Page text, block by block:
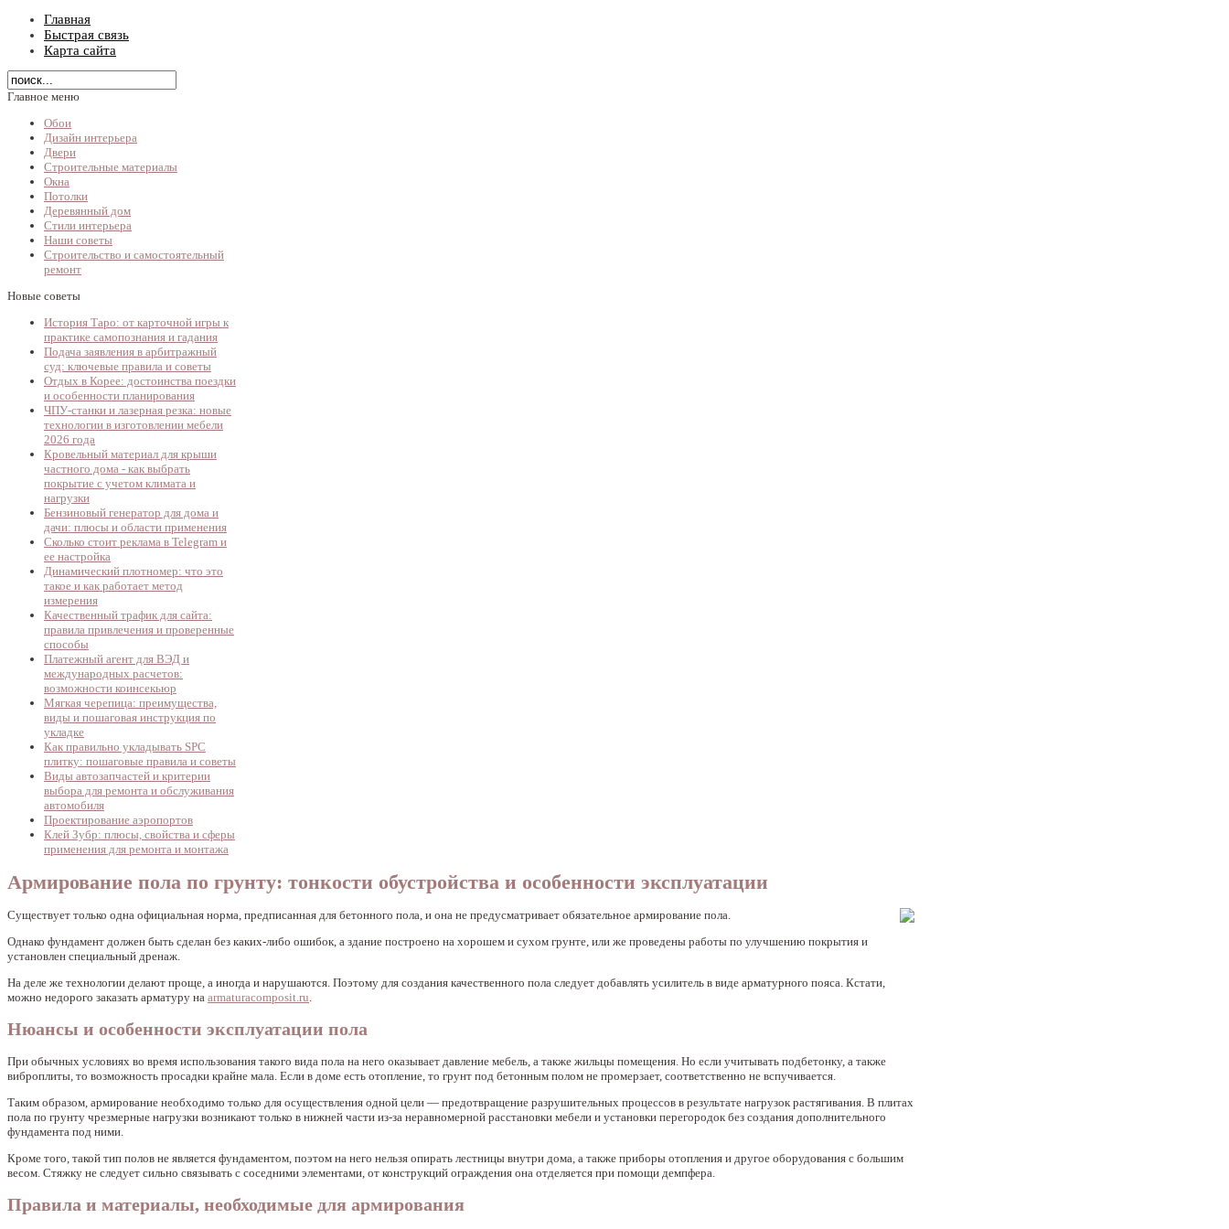
Главная
Быстрая связь
Карта сайта
Главное меню
Обои
Дизайн интерьера
Двери
Строительные материалы
Окна
Потолки
Деревянный дом
Стили интерьера
Наши советы
Строительство и самостоятельный
ремонт
Новые советы
История Таро: от карточной игры к
практике самопознания и гадания
Подача заявления в арбитражный
суд: ключевые правила и советы
Отдых в Корее: достоинства поездки
и особенности планирования
ЧПУ-станки и лазерная резка: новые
технологии в изготовлении мебели
2026 года
Кровельный материал для крыши
частного дома - как выбрать
покрытие с учетом климата и
нагрузки
Бензиновый генератор для дома и
дачи: плюсы и области применения
Сколько стоит реклама в Telegram и
ее настройка
Динамический плотномер: что это
такое и как работает метод
измерения
Качественный трафик для сайта:
правила привлечения и проверенные
способы
Платежный агент для ВЭД и
международных расчетов:
возможности коинсекьюр
Мягкая черепица: преимущества,
виды и пошаговая инструкция по
укладке
Как правильно укладывать SPC
плитку: пошаговые правила и советы
Виды автозапчастей и критерии
выбора для ремонта и обслуживания
автомобиля
Проектирование аэропортов
Клей Зубр: плюсы, свойства и сферы
применения для ремонта и монтажа
Армирование пола по грунту: тонкости обустройства и особенности эксплуатации
Существует только одна официальная норма, предписанная для бетонного пола, и она не предусматривает обязательное армирование пола.
Однако фундамент должен быть сделан без каких-либо ошибок, а здание построено на хорошем и сухом грунте, или же проведены работы по улучшению покрытия и
установлен специальный дренаж.
На деле же технологии делают проще, а иногда и нарушаются. Поэтому для создания качественного пола следует добавлять усилитель в виде арматурного пояса. Кстати,
можно недорого заказать арматуру на armaturacomposit.ru
Нюансы и особенности эксплуатации пола
При обычных условиях во время использования такого вида пола на него оказывает давление мебель, а также жильцы помещения. Но если учитывать подбетонку, а также
виброплиты, то возможность просадки крайне мала. Если в доме есть отопление, то грунт под бетонным полом не промерзает, соответственно не вспучивается.
Таким образом, армирование необходимо только для осуществления одной цели — предотвращение разрушительных процессов в результате нагрузок растягивания. В плитах
пола по грунту чрезмерные нагрузки возникают только в нижней части из-за неравномерной расстановки мебели и установки перегородок без создания дополнительного
фундамента под ними.
Кроме того, такой тип полов не является фундаментом, поэтом на него нельзя опирать лестницы внутри дома, а также приборы отопления и другое оборудования с большим
весом. Стяжку не следует сильно связывать с соседними элементами, от конструкций ограждения она отделяется при помощи демпфера.
Правила и материалы, необходимые для армирования